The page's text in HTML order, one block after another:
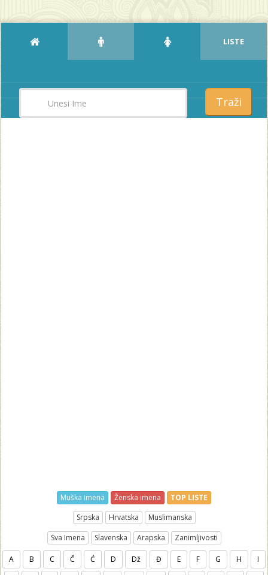
LISTE
Traži
Muška imena Ženska imena
TOP LISTE
Srpska
Hrvatska
Muslimanska
Sva Imena
Slavenska Arapska Zanimljivosti
A B C Č Ć D Dž Đ E F G H
I